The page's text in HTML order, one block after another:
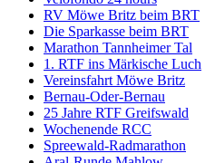
RV Möwe Britz beim BRT
Die Sparkasse beim BRT
Marathon Tannheimer Tal
1. RTF ins Märkische Luch
Vereinsfahrt Möwe Britz
Bernau-Oder-Bernau
25 Jahre RTF Greifswald
Wochenende RCC
Spreewald-Radmarathon